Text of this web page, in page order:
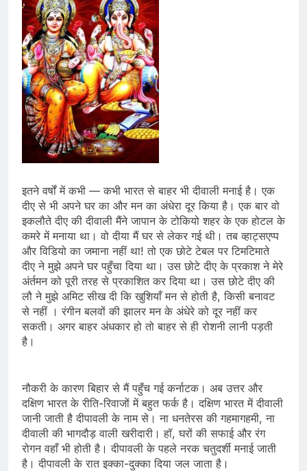
इतने वर्षों में कभी — कभी भारत से बाहर भी दीवाली मनाई है। एक
दीए से भी अपने घर का और मन का अंधेरा दूर किया है। एक बार वो
इकलौते दीए की दीवाली मैंने जापान के टोकियो शहर के एक होटल के
कमरे में मनाया था। वो दीया मैं घर से लेकर गई थी। तब व्हाट्सएप्प
और विडियो का जमाना नहीं था! तो एक छोटे टेबल पर टिमटिमाते
दीए ने मुझे अपने घर पहुँचा दिया था। उस छोटे दीए के प्रकाश ने मेरे
अंर्तमन को पूरी तरह से प्रकाशित कर दिया था। उस छोटे दीए की
लौ ने मुझे अमिट सीख दी कि खुशियाँ मन से होती है, किसी बनावट
से नहीं । रंगीन बलवों की झालर मन के अंधेरे को दूर नहीं कर
सकती। अगर बाहर अंधकार हो तो बाहर से ही रोशनी लानी पड़ती
है।
नौकरी के कारण बिहार से मैं पहुँच गई कर्नाटक। अब उत्तर और
दक्षिण भारत के रीति-रिवाजों में बहुत फर्क है। दक्षिण भारत में दीवाली
जानी जाती है दीपावली के नाम से। ना धनतेरस की गहमागहमी, ना
दीवाली की भागदौड़ वाली खरीदारी। हॉ, घरों की सफाई और रंग
रोगन वहाँ भी होती है। दीपावली के पहले नरक चतुदर्शी मनाई जाती
है। दीपावली के रात इक्का-दुक्का दिया जल जाता है।